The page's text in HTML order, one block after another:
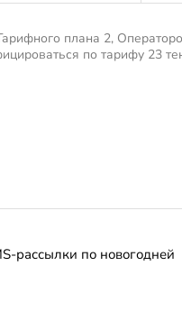
плана 2,
по тарифу
рассылки по новогодней